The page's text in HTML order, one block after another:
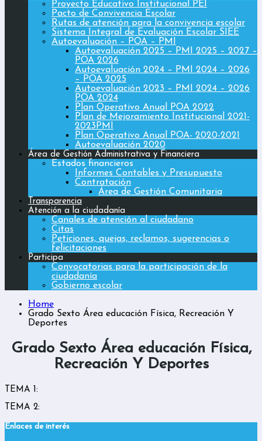
Proyecto Educativo Institucional PEI
Pacto de Convivencia Escolar
Rutas de atención para la convivencia escolar
Sistema Integral de Evaluación Escolar SIEE
Autoevaluación – POA – PMI
Autoevaluación 2025 – PMI 2025 – 2027 –
POA 2026
Autoevaluación 2024 – PMI 2024 – 2026
– POA 2025
Autoevaluación 2023 – PMI 2024 – 2026
POA 2024
Plan Operativo Anual POA 2022
Plan de Mejoramiento Institucional 2021-
2023PMI
Plan Operativo Anual POA- 2020-2021
Autoevaluación 2020
Área de Gestión Administrativa y Financiera
Estados financieros
Informes Contables y Presupuesto
Contratación
Área de Gestión Comunitaria
Transparencia
Atención a la ciudadanía
Canales de atención al ciudadano
Citas
Peticiones, quejas, reclamos, sugerencias o
felicitaciones
Participa
Convocatorias para la participación de la
ciudadanía
Gobierno escolar
Home
Grado Sexto Área educación Física, Recreación Y
Deportes
Grado Sexto Área educación Física,
Recreación Y Deportes
TEMA 1:
TEMA 2:
Enlaces de interés